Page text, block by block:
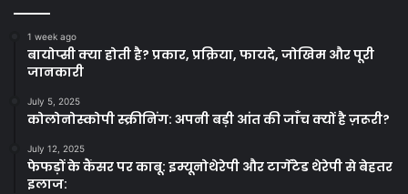
1 week ago
बायोप्सी क्या होती है? प्रकार, प्रक्रिया, फायदे, जोखिम और पूरी
जानकारी
July 5, 2025
कोलोनोस्कोपी स्क्रीनिंग: अपनी बड़ी आंत की जाँच क्यों है ज़रूरी?
July 12, 2025
फेफड़ों के कैंसर पर काबू: इम्यूनोथेरेपी और टार्गेटेड थेरेपी से बेहतर
इलाज: